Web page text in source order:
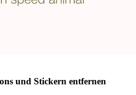
und Stickern entfernen